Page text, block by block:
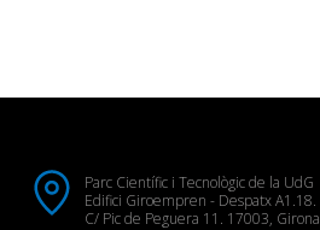
Parc Científic i Tecnològic de la UdG
Edifici Giroempren - Despatx A1.18.
C/ Pic de Peguera 11. 17003, Girona